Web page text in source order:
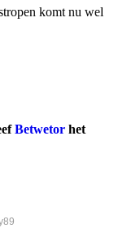
komt nu wel
Betwetor het